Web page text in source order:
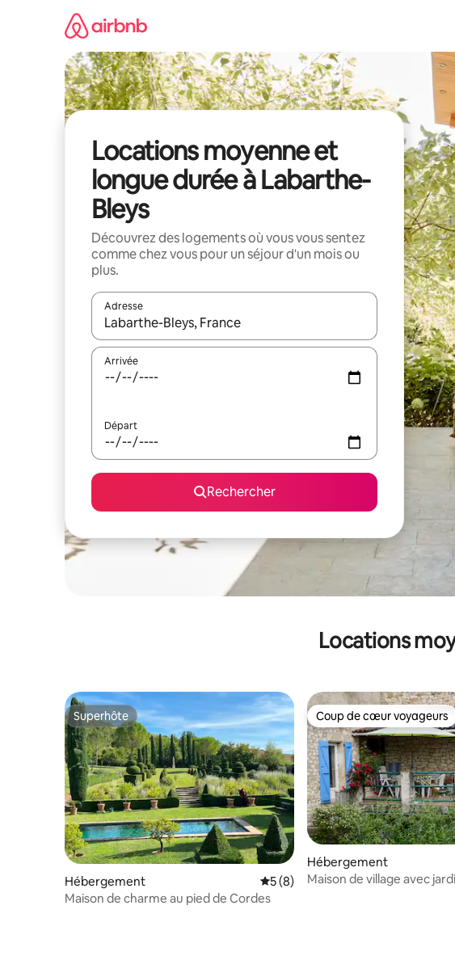
Locations moyenne et
longue durée à Labarthe-
Bleys
Découvrez des logements où vous vous sentez
comme chez vous pour un séjour d'un mois ou
plus.
Adresse
Lorsque les résultats s'affichent, utilisez les flèches vers le haut et
Arrivée
Départ
Rechercher
Locations
Superhôte
Superhôte
Hébergement Évaluation moyenne sur la base
5 (8)
Maison de charme au pied de Cordes
Coup de cœur voyageurs
Coup de cœur voyageurs
Hébergement
Maison de village avec